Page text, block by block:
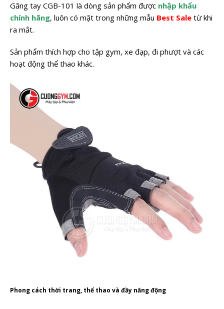
Găng tay CGB-101 là dòng sản phẩm được nhập khẩu
chính hãng, luôn có mặt trong những mẫu Best Sale từ khi
ra mắt.
Sản phẩm thích hợp cho tập gym, xe đạp, đi phượt và các
hoạt động thể thao khác.
Phong cách thời trang, thể thao và đầy năng động